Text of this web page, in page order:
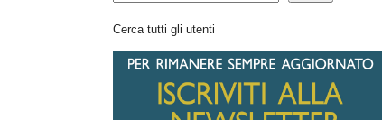
Cerca tutti gli utenti